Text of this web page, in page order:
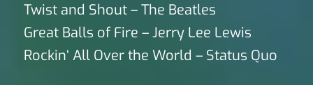
Twist and Shout – The Beatles
Great Balls of Fire – Jerry Lee Lewis
Rockin‘ All Over the World – Status Quo